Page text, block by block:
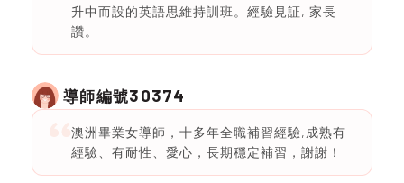
升中而設的英語思維持訓班。經驗見証, 家長
讚。
導師編號30374
澳洲畢業女導師，十多年全職補習經驗,成熟有
經驗、有耐性、愛心，長期穩定補習，謝謝！